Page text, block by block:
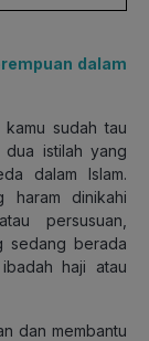
dalam
sudah tau
dua istilah yang
dalam Islam.
haram dinikahi
persusuan,
sedang berada
haji atau
dan membantu